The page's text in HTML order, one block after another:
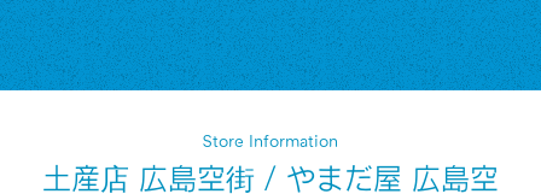
Store Information
土産店 広島空街 / やまだ屋 広島空